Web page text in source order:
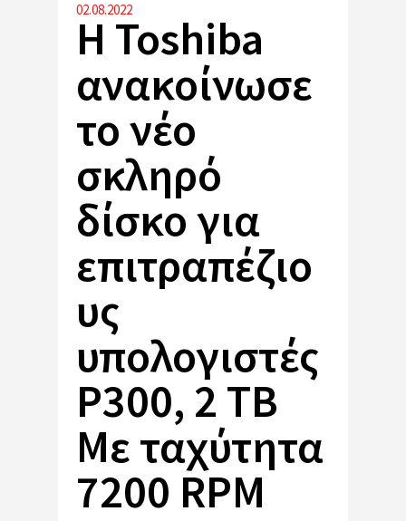
02.08.2022
Η Toshiba
ανακοίνωσε
το νέο
σκληρό
δίσκο για
επιτραπέζιο
υς
υπολογιστές
P300, 2 TB
Με ταχύτητα
7200 RPM